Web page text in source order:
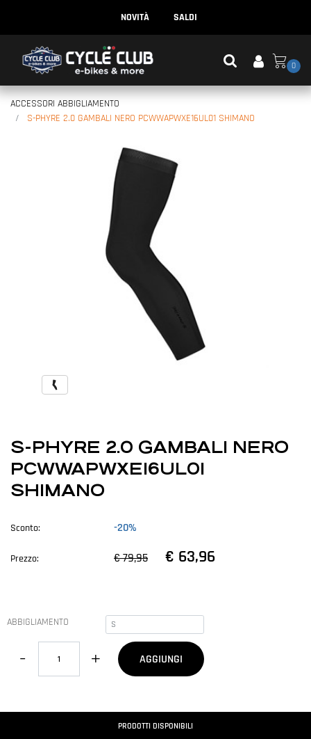
NOVITÀ SALDI
0
ACCESSORI ABBIGLIAMENTO
S-PHYRE 2.0 GAMBALI NERO PCWWAPWXE16UL01 SHIMANO
S-PHYRE 2.0 GAMBALI NERO
PCWWAPWXE16UL01
SHIMANO
Sconto: -20%
Prezzo: € 79,95 € 63,96
ABBIGLIAMENTO
Quantità
AGGIUNGI
PRODOTTI DISPONIBILI